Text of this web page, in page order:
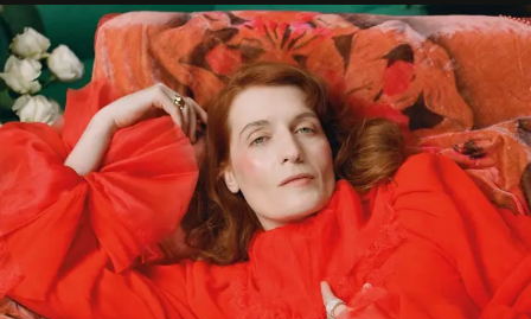
importa si no lo entienden’”, confiesa.